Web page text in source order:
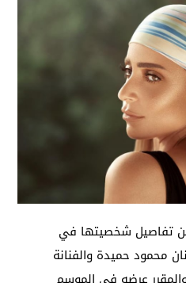
تفاصيل شخصيتها في
محمود حميدة والفنانة